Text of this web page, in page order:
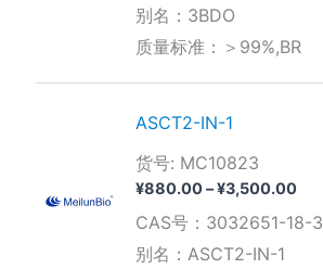
至
别名：3BDO
质量标准：＞99%,BR
ASCT2-IN-1
货号: MC10823
¥880.00–¥3,500.00价
范
CAS号：3032651-18-3
别名：ASCT2-IN-1